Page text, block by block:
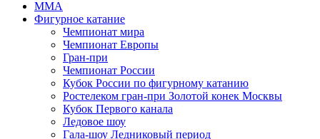
MMA
Фигурное катание
Чемпионат мира
Чемпионат Европы
Гран-при
Чемпионат России
Кубок России по фигурному катанию
Ростелеком гран-при Золотой конек Москвы
Кубок Первого канала
Ледовое шоу
Гала-шоу Ледниковый период